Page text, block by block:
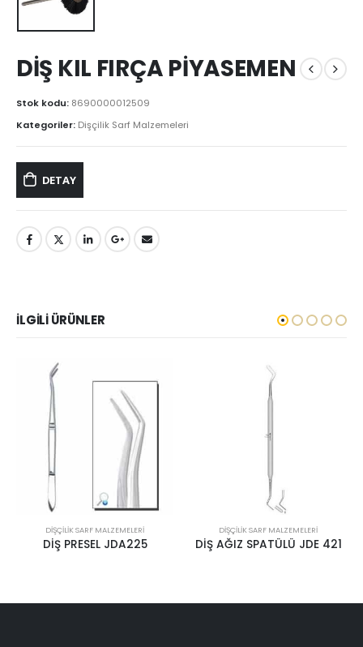
DİŞ KIL FIRÇA PİYASEMEN
Stok kodu: 8690000012509
Kategoriler: Dişçilik Sarf Malzemeleri
DETAY
İLGILI ÜRÜNLER
SARF MALZEMELERI
PRESEL JDA225
DIŞÇILIK SARF MALZEMELERI
DİŞ AĞIZ SPATÜLÜ JDE 421